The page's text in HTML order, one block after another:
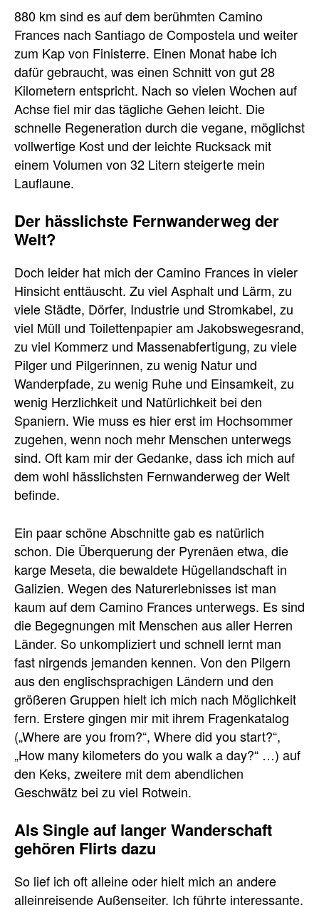
880 km sind es auf dem berühmten Camino
Frances nach Santiago de Compostela und weiter
zum Kap von Finisterre. Einen Monat habe ich
dafür gebraucht, was einen Schnitt von gut 28
Kilometern entspricht. Nach so vielen Wochen auf
Achse fiel mir das tägliche Gehen leicht. Die
schnelle Regeneration durch die vegane, möglichst
vollwertige Kost und der leichte Rucksack mit
einem Volumen von 32 Litern steigerte mein
Lauflaune.
Der hässlichste Fernwanderweg der
Welt?
Doch leider hat mich der Camino Frances in vieler
Hinsicht enttäuscht. Zu viel Asphalt und Lärm, zu
viele Städte, Dörfer, Industrie und Stromkabel, zu
viel Müll und Toilettenpapier am Jakobswegesrand,
zu viel Kommerz und Massenabfertigung, zu viele
Pilger und Pilgerinnen, zu wenig Natur und
Wanderpfade, zu wenig Ruhe und Einsamkeit, zu
wenig Herzlichkeit und Natürlichkeit bei den
Spaniern. Wie muss es hier erst im Hochsommer
zugehen, wenn noch mehr Menschen unterwegs
sind. Oft kam mir der Gedanke, dass ich mich auf
dem wohl hässlichsten Fernwanderweg der Welt
befinde.
Ein paar schöne Abschnitte gab es natürlich
schon. Die Überquerung der Pyrenäen etwa, die
karge Meseta, die bewaldete Hügellandschaft in
Galizien. Wegen des Naturerlebnisses ist man
kaum auf dem Camino Frances unterwegs. Es sind
die Begegnungen mit Menschen aus aller Herren
Länder. So unkompliziert und schnell lernt man
fast nirgends jemanden kennen. Von den Pilgern
aus den englischsprachigen Ländern und den
größeren Gruppen hielt ich mich nach Möglichkeit
fern. Erstere gingen mir mit ihrem Fragenkatalog
(„Where are you from?“, Where did you start?“,
„How many kilometers do you walk a day?“ …) auf
den Keks, zweitere mit dem abendlichen
Geschwätz bei zu viel Rotwein.
Als Single auf langer Wanderschaft
gehören Flirts dazu
So lief ich oft alleine oder hielt mich an andere
alleinreisende Außenseiter. Ich führte interessante,